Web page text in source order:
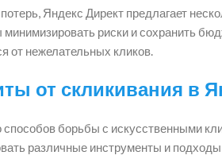
Яндекс Директ предлагает
минимизировать риски и сохранить
от нежелательных кликов.
от скликивания в
борьбы с искусственными
различные инструменты и